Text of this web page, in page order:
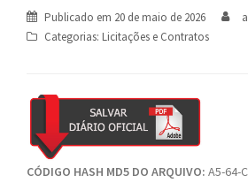
Publicado em 20 de maio de 2026
Categorias: Licitações e Contratos
CÓDIGO HASH MD5 DO ARQUIVO: A5-64-